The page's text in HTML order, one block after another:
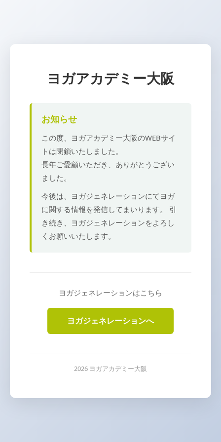
ヨガアカデミー大阪
お知らせ
この度、ヨガアカデミー大阪のWEBサイ
トは閉鎖いたしました。
長年ご愛顧いただき、ありがとうござい
ました。
今後は、ヨガジェネレーションにてヨガ
に関する情報を発信してまいります。 引
き続き、ヨガジェネレーションをよろし
くお願いいたします。
ヨガジェネレーションはこちら
ヨガジェネレーションへ
2026 ヨガアカデミー大阪